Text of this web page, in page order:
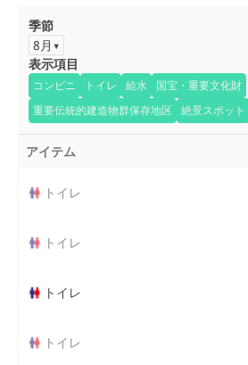
季節
8月
表示項目
コンビニ トイレ 給水
国宝・重要文化財
重要伝統的建造物群保存地区
絶景スポット
アイテム
トイレ
トイレ
トイレ
トイレ